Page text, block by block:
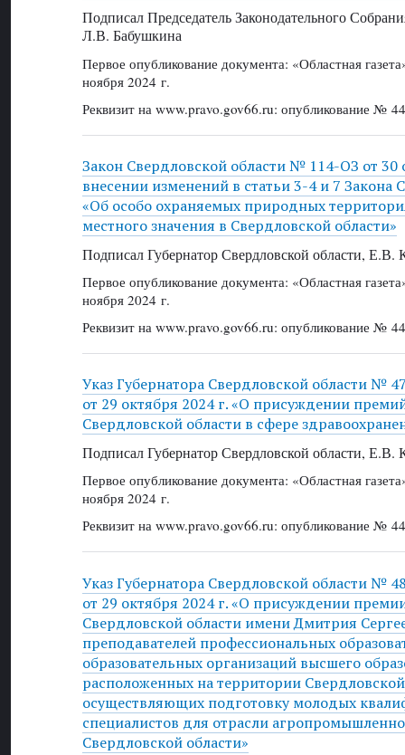
Подписал Председатель Законодательного
Л.В. Бабушкина
Первое опубликование документа: «Областная
ноября 2024 г.
Реквизит на www.pravo.gov66.ru: опубликование №
Закон Свердловской области № 114-ОЗ от 30
внесении изменений в статьи 3-4 и 7 Закона
«Об особо охраняемых природных
местного значения в Свердловской области»
Подписал Губернатор Свердловской области, Е.В.
Первое опубликование документа: «Областная
ноября 2024 г.
Реквизит на www.pravo.gov66.ru: опубликование №
Указ Губернатора Свердловской области №
от 29 октября 2024 г. «О присуждении
Свердловской области в сфере
Подписал Губернатор Свердловской области, Е.В.
Первое опубликование документа: «Областная
ноября 2024 г.
Реквизит на www.pravo.gov66.ru: опубликование №
Указ Губернатора Свердловской области №
от 29 октября 2024 г. «О присуждении
Свердловской области имени Дмитрия
преподавателей профессиональных
образовательных организаций высшего
расположенных на территории
осуществляющих подготовку молодых
специалистов для отрасли
Свердловской области»